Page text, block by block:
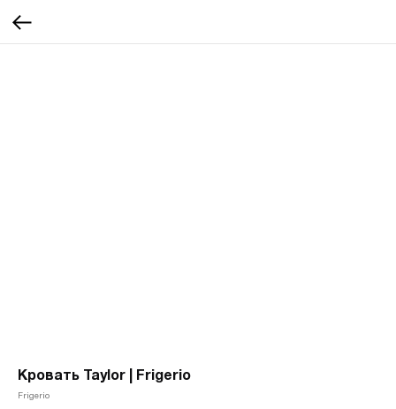
Кровать Taylor | Frigerio
Frigerio